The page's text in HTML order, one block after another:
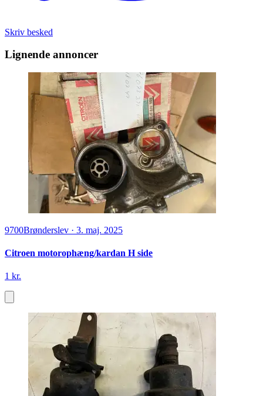
Skriv besked
Lignende annoncer
9700Brønderslev · 3. maj. 2025
Citroen motorophæng/kardan H side
1 kr.